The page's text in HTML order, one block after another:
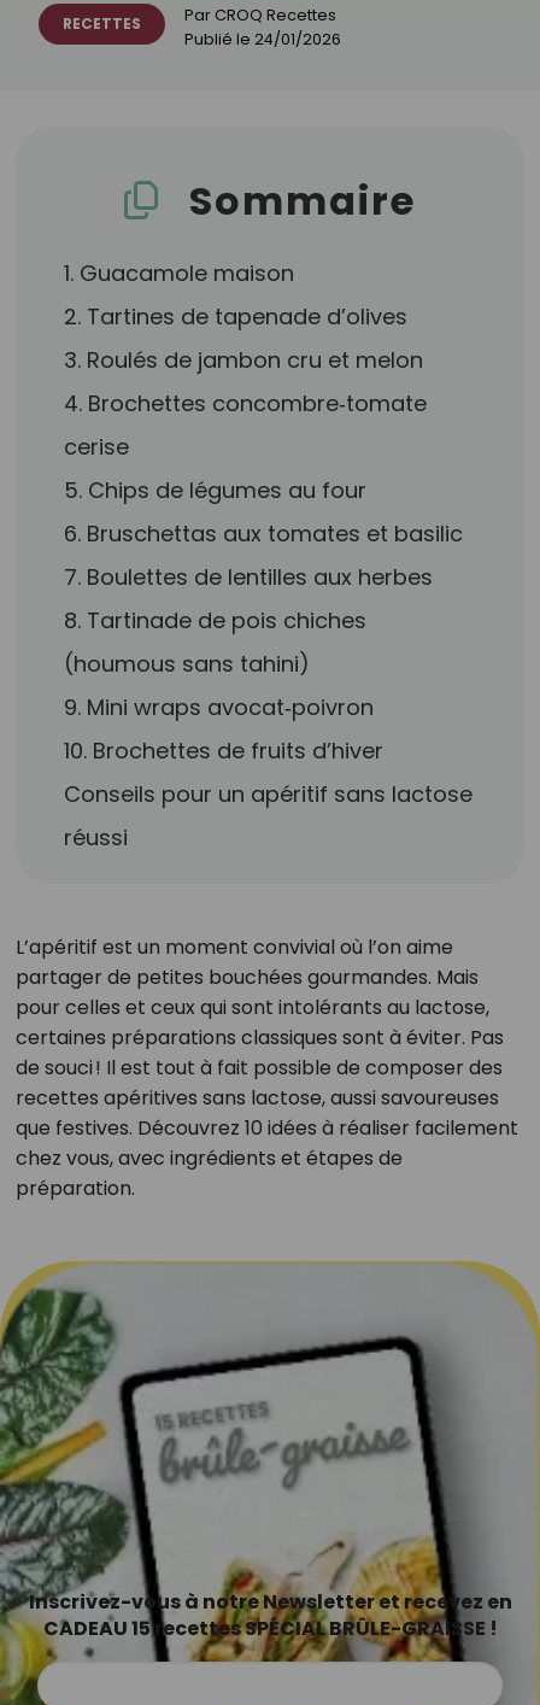
RECETTES Par CROQ Recettes
Publié le 24/01/2026
Sommaire
1. Guacamole maison
2. Tartines de tapenade d’olives
3. Roulés de jambon cru et melon
4. Brochettes concombre‑tomate
cerise
5. Chips de légumes au four
6. Bruschettas aux tomates et basilic
7. Boulettes de lentilles aux herbes
8. Tartinade de pois chiches
(houmous sans tahini)
9. Mini wraps avocat‑poivron
10. Brochettes de fruits d’hiver
Conseils pour un apéritif sans lactose
réussi
L’apéritif est un moment convivial où l’on aime
partager de petites bouchées gourmandes. Mais
pour celles et ceux qui sont intolérants au lactose,
certaines préparations classiques sont à éviter. Pas
de souci ! Il est tout à fait possible de composer des
recettes apéritives sans lactose, aussi savoureuses
que festives. Découvrez 10 idées à réaliser facilement
chez vous, avec ingrédients et étapes de
préparation.
Inscrivez-vous à notre Newsletter et recevez en
CADEAU 15 recettes SPÉCIAL BRÛLE-GRAISSE !